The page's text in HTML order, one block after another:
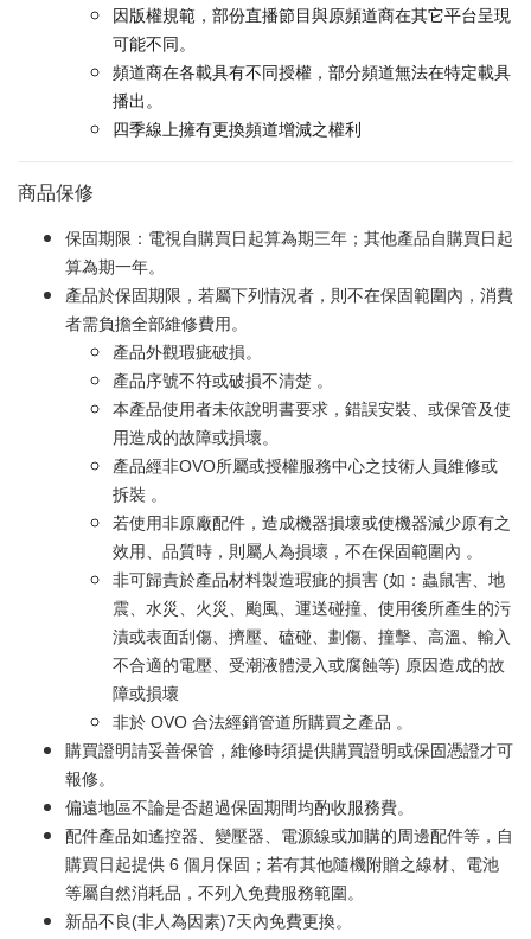
因版權規範，部份直播節目與原頻道商在其它平台呈現
可能不同。
頻道商在各載具有不同授權，部分頻道無法在特定載具
播出。
四季線上擁有更換頻道增減之權利
商品保修
保固期限：電視自購買日起算為期三年；其他產品自購買日起
算為期一年。
產品於保固期限，若屬下列情況者，則不在保固範圍內，消費
者需負擔全部維修費用。
產品外觀瑕疵破損。
產品序號不符或破損不清楚 。
本產品使用者未依說明書要求，錯誤安裝、或保管及使
用造成的故障或損壞。
產品經非OVO所屬或授權服務中心之技術人員維修或
拆裝 。
若使用非原廠配件，造成機器損壞或使機器減少原有之
效用、品質時，則屬人為損壞，不在保固範圍內 。
非可歸責於產品材料製造瑕疵的損害 (如：蟲鼠害、地
震、水災、火災、颱風、運送碰撞、使用後所產生的污
漬或表面刮傷、擠壓、磕碰、劃傷、撞擊、高溫、輸入
不合適的電壓、受潮液體浸入或腐蝕等) 原因造成的故
障或損壞
非於 OVO 合法經銷管道所購買之產品 。
購買證明請妥善保管，維修時須提供購買證明或保固憑證才可
報修。
偏遠地區不論是否超過保固期間均酌收服務費。
配件產品如遙控器、變壓器、電源線或加購的周邊配件等，自
購買日起提供 6 個月保固；若有其他隨機附贈之線材、電池
等屬自然消耗品，不列入免費服務範圍。
新品不良(非人為因素)7天內免費更換。